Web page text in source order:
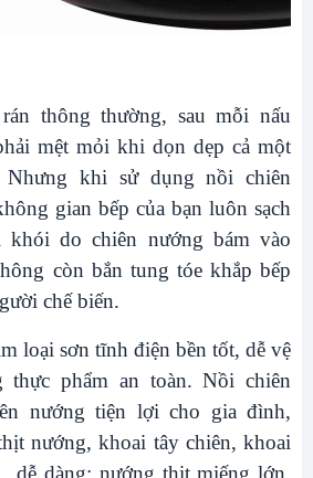
thông thường, sau mỗi nấu
mệt mỏi khi dọn dẹp cả một
Nhưng khi sử dụng nồi chiên
gian bếp của bạn luôn sạch
khói do chiên nướng bám vào
còn bắn tung tóe khắp bếp
chế biến.
loại sơn tĩnh điện bền tốt, dễ vệ
thực phẩm an toàn. Nồi chiên
nướng tiện lợi cho gia đình,
nướng, khoai tây chiên, khoai
dễ dàng; nướng thịt miếng lớn,